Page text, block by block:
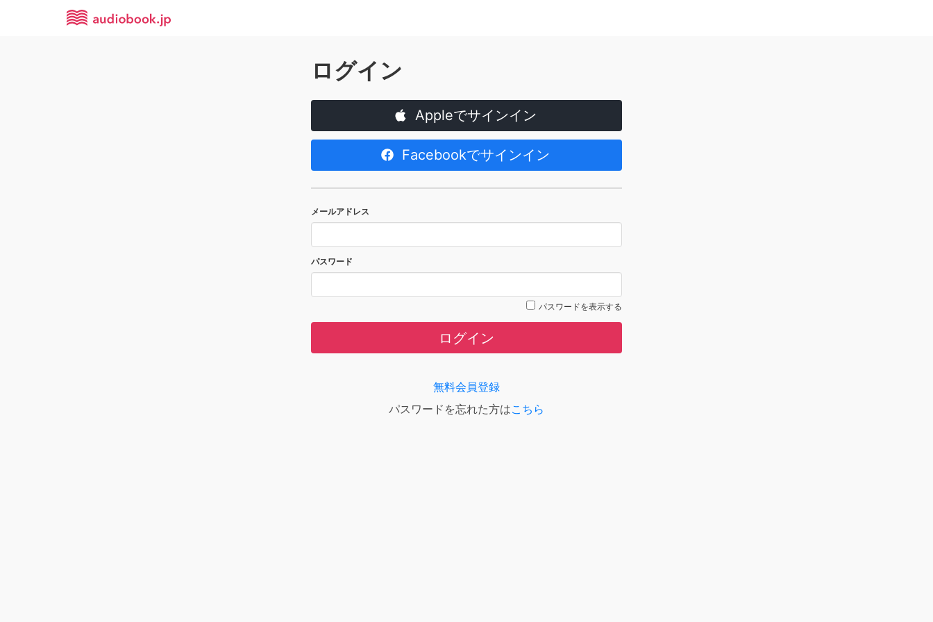
ログイン
Appleでサインイン
Facebookでサインイン
メールアドレス
パスワード
パスワードを表示する
ログイン
無料会員登録
パスワードを忘れた方はこちら